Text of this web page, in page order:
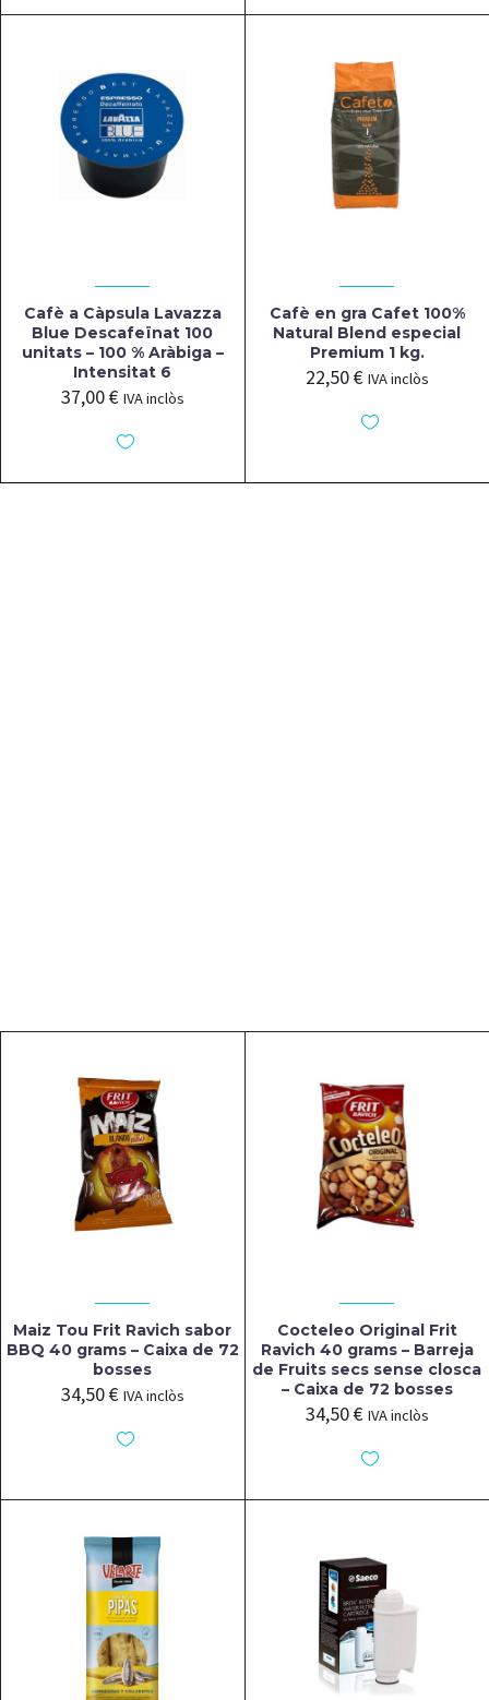
Cafè a Càpsula Lavazza
Blue Descafeïnat 100
unitats – 100 % Aràbiga –
Intensitat 6
37,00€ IVA inclòs
Cafè en gra Cafet 100%
Natural Blend especial
Premium 1 kg.
22,50€ IVA inclòs
Maiz Tou Frit Ravich sabor
BBQ 40 grams – Caixa de 72
bosses
34,50€ IVA inclòs
Cocteleo Original Frit
Ravich 40 grams – Barreja
de Fruits secs sense closca
– Caixa de 72 bosses
34,50€ IVA inclòs